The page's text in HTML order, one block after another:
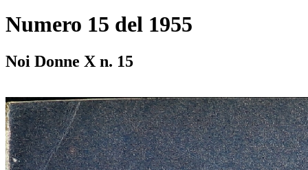
Numero 15 del 1955
Noi Donne X n. 15